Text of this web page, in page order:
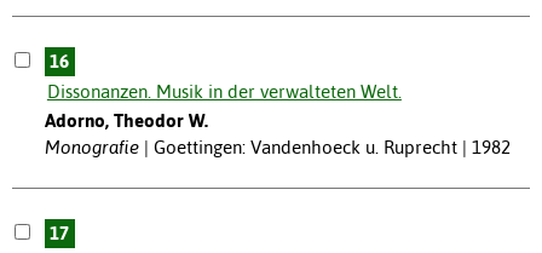
16
Dissonanzen. Musik in der verwalteten Welt.
Adorno, Theodor W.
Monografie
Goettingen: Vandenhoeck u. Ruprecht | 1982
17